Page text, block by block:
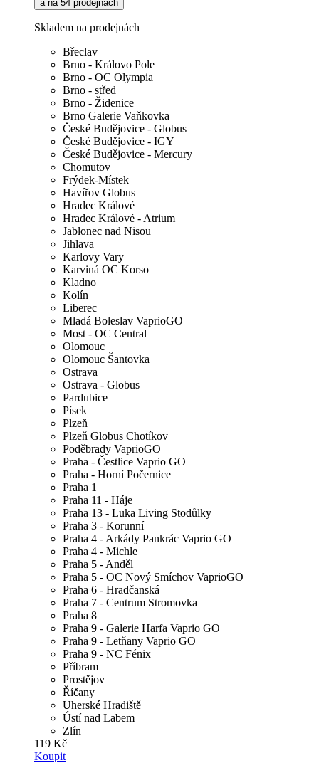
a na 54 prodejnách
Skladem na prodejnách
Břeclav
Brno - Královo Pole
Brno - OC Olympia
Brno - střed
Brno - Židenice
Brno Galerie Vaňkovka
České Budějovice - Globus
České Budějovice - IGY
České Budějovice - Mercury
Chomutov
Frýdek-Místek
Havířov Globus
Hradec Králové
Hradec Králové - Atrium
Jablonec nad Nisou
Jihlava
Karlovy Vary
Karviná OC Korso
Kladno
Kolín
Liberec
Mladá Boleslav VaprioGO
Most - OC Central
Olomouc
Olomouc Šantovka
Ostrava
Ostrava - Globus
Pardubice
Písek
Plzeň
Plzeň Globus Chotíkov
Poděbrady VaprioGO
Praha - Čestlice Vaprio GO
Praha - Horní Počernice
Praha 1
Praha 11 - Háje
Praha 13 - Luka Living Stodůlky
Praha 3 - Korunní
Praha 4 - Arkády Pankrác Vaprio GO
Praha 4 - Michle
Praha 5 - Anděl
Praha 5 - OC Nový Smíchov VaprioGO
Praha 6 - Hradčanská
Praha 7 - Centrum Stromovka
Praha 8
Praha 9 - Galerie Harfa Vaprio GO
Praha 9 - Letňany Vaprio GO
Praha 9 - NC Fénix
Příbram
Prostějov
Říčany
Uherské Hradiště
Ústí nad Labem
Zlín
119 Kč
Koupit